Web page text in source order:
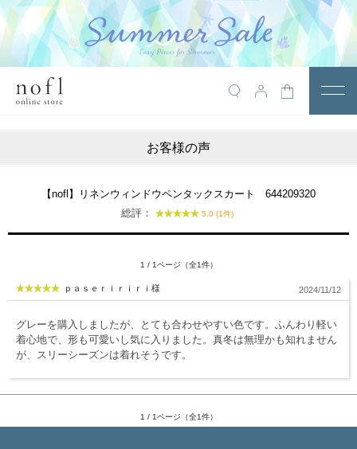
￥10,800税込以上で送料無料
アウター
ワンピース
レギンス・インナー
お客様の声
【nofl】リネンウィンドウペンタックスカート 644209320
総評：
5.0 (1件)
1 / 1ページ（全1件）
ｐａｓｅｒｉｒｉｒｉ様 2024/11/12
グレーを購入しましたが、とても合わせやすい色です。ふんわり軽い
着心地で、形も可愛いし気に入りました。真冬は無理かも知れません
が、スリーシーズンは着れそうです。
1 / 1ページ（全1件）